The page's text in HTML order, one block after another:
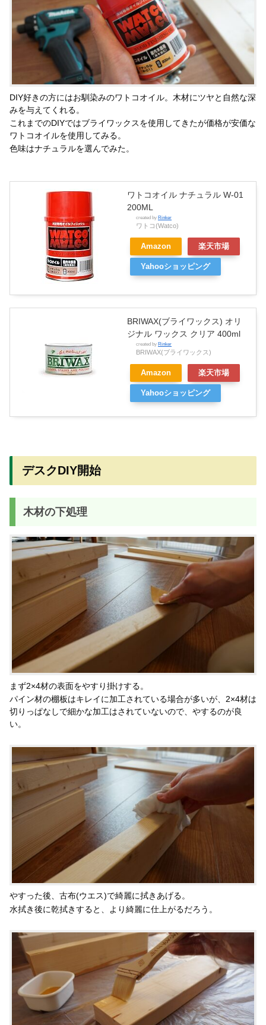
DIY好きの方にはお馴染みのワトコオイル。木材にツヤと自然な深
みを与えてくれる。
これまでのDIYではブライワックスを使用してきたが価格が安価な
ワトコオイルを使用してみる。
色味はナチュラルを選んでみた。
ワトコオイル ナチュラル W-01
200ML
created by Rinker
ワトコ(Watco)
Amazon 楽天市場
Yahooショッピング
BRIWAX(ブライワックス) オリ
ジナル ワックス クリア 400ml
created by Rinker
BRIWAX(ブライワックス)
Amazon 楽天市場
Yahooショッピング
デスクDIY開始
木材の下処理
まず2×4材の表面をやすり掛けする。
パイン材の棚板はキレイに加工されている場合が多いが、2×4材は
切りっぱなしで細かな加工はされていないので、やするのが良
い。
やすった後、古布(ウエス)で綺麗に拭きあげる。
水拭き後に乾拭きすると、より綺麗に仕上がるだろう。